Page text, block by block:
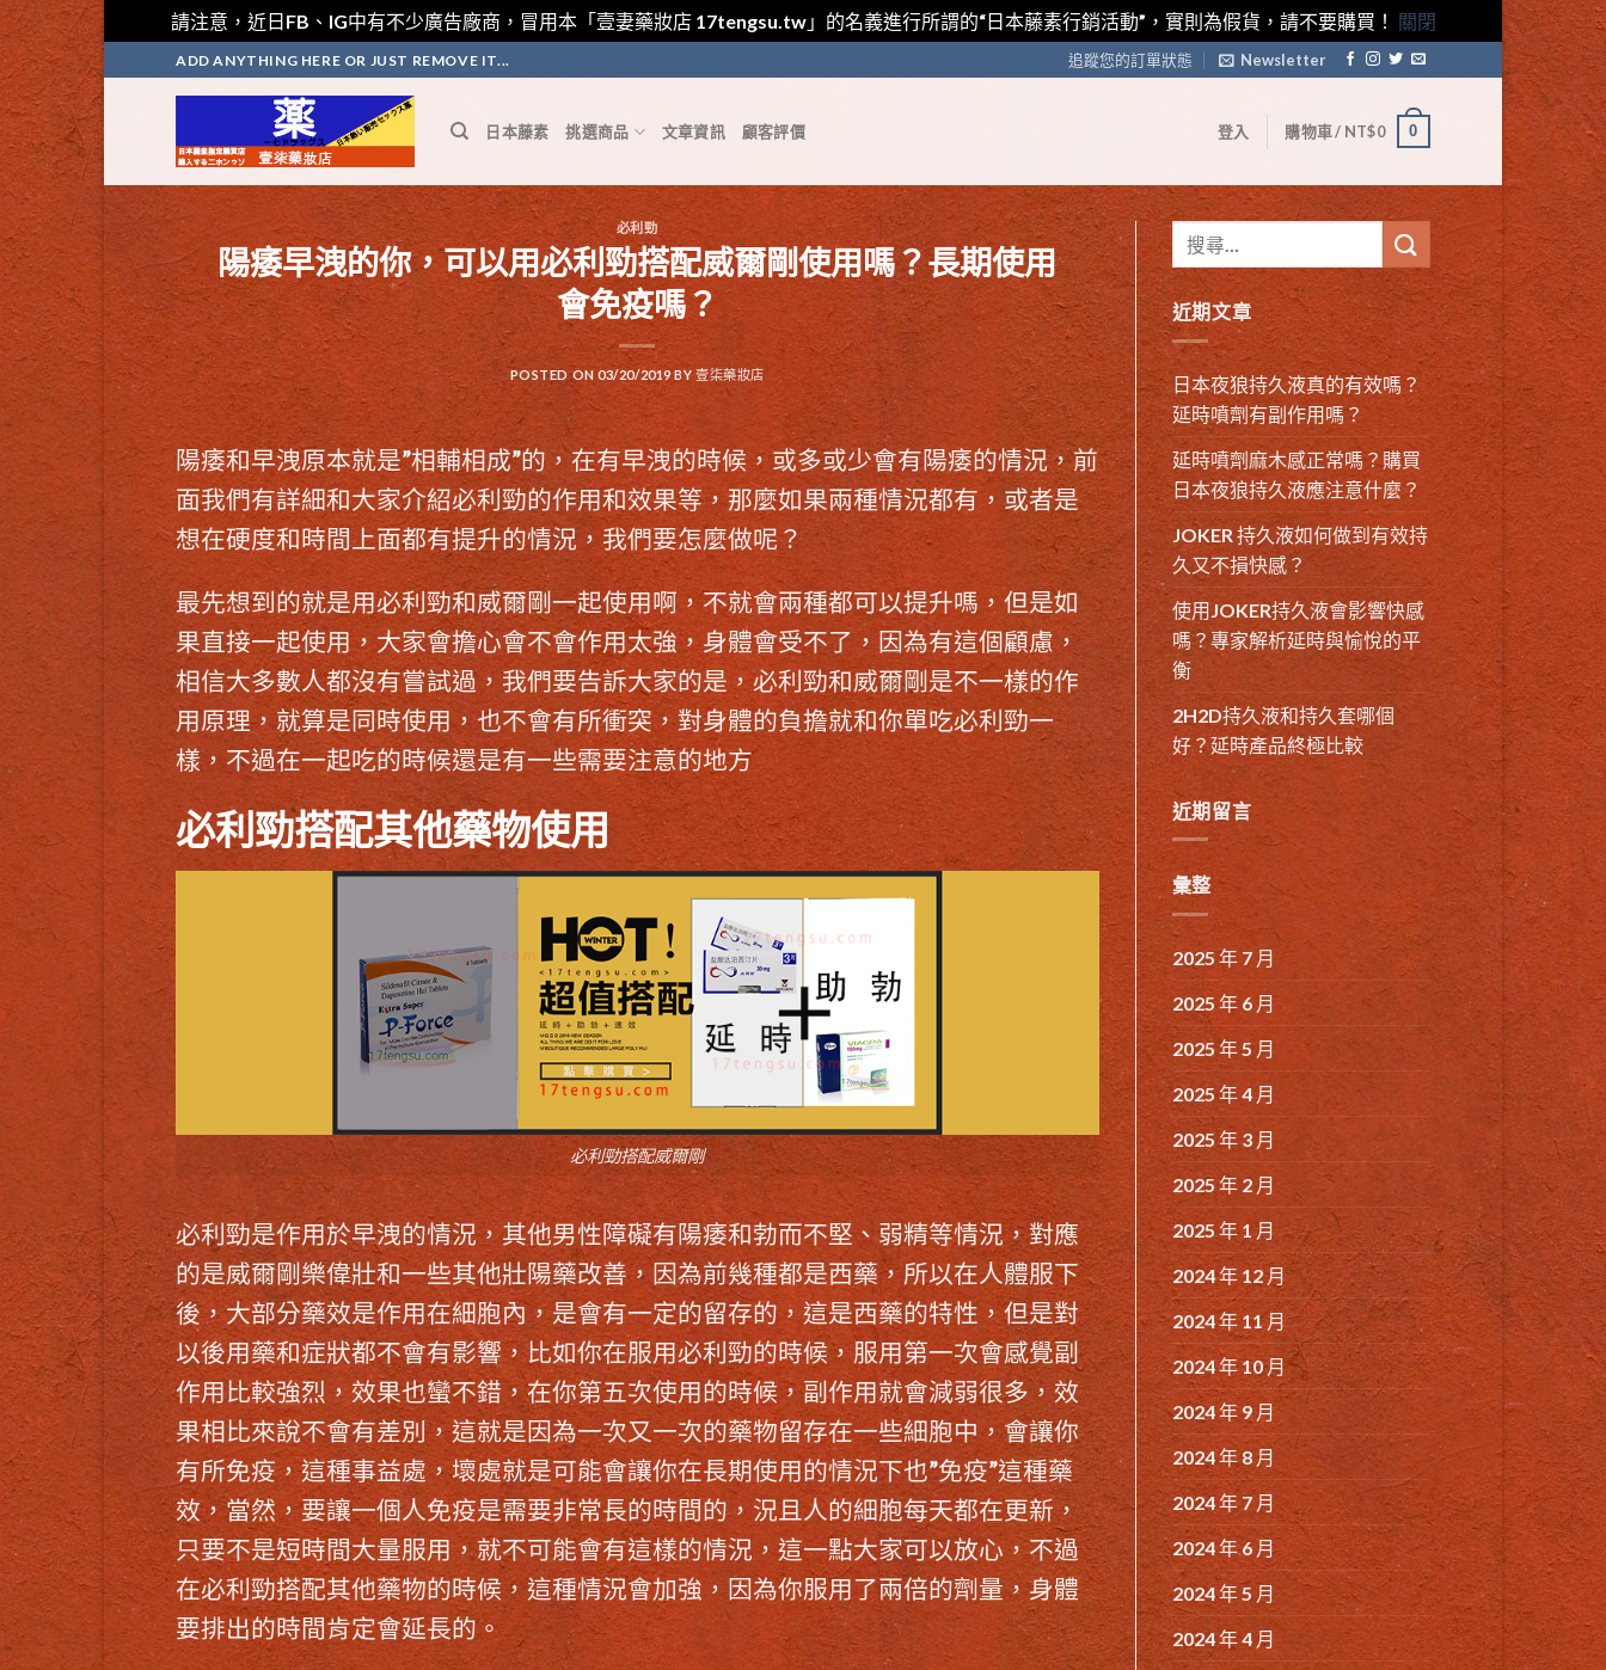
請注意，近日FB、IG中有不少廣告廠商，冒用本「壹妻藥妝店 17tengsu.tw」的名義進行所謂的“日本藤素行銷活動”，實則為假貨，請不要購買！ 關閉
to
ADD ANYTHING HERE OR JUST REMOVE IT... 追蹤您的訂單狀態 Newsletter
日本藤素 挑選商品 文章資訊 顧客評價 登入 購物車 / NT$0 0
必利勁
陽痿早洩的你，可以用必利勁搭配威爾剛使用嗎？長期使用
會免疫嗎？
POSTED ON03/20/2019BY壹柒藥妝店
陽痿和早洩原本就是”相輔相成”的，在有早洩的時候，或多或少會有陽痿的情況，前
面我們有詳細和大家介紹必利勁的作用和效果等，那麼如果兩種情況都有，或者是
想在硬度和時間上面都有提升的情況，我們要怎麼做呢？
最先想到的就是用必利勁和威爾剛 一起使用啊，不就會兩種都可以提升嗎，但是如
果直接一起使用，大家會擔心會不會作用太強，身體會受不了，因為有這個顧慮，
相信大多數人都沒有嘗試過，我們要告訴大家的是， 必利勁和威爾剛 是不一樣的作
用原理，就算是同時使用，也不會有所衝突，對身體的負擔就和你單吃必利勁一
樣，不過在一起吃的時候還是有一些需要注意的地方
必利勁搭配其他藥物使用
必利勁搭配威爾剛
必利勁是作用於早洩的情況，其他男性障礙有陽痿和勃而不堅、弱精等情況，對應
的是威爾剛樂偉壯和一些其他壯陽藥改善，因為前幾種都是西藥，所以在人體服下
後，大部分藥效是作用在細胞內，是會有一定的留存的，這是西藥的特性，但是對
以後用藥和症狀都不會有影響，比如你在服用必利勁的時候，服用第一次會感覺副
作用比較強烈，效果也蠻不錯，在你第五次使用的時候，副作用就會減弱很多，效
果相比來說不會有差別，這就是因為一次又一次的藥物留存在一些細胞中，會讓你
有所免疫，這種事益處，壞處就是可能會讓你在長期使用的情況下也”免疫”這種藥
效，當然，要讓一個人免疫是需要非常長的時間的，況且人的細胞每天都在更新，
只要不是短時間大量服用，就不可能會有這樣的情況，這一點大家可以放心，不過
在必利勁搭配其他藥物的時候，這種情況會加強，因為你服用了兩倍的劑量，身體
要排出的時間肯定會延長的。
近期文章
日本夜狼持久液真的有效嗎？
延時噴劑有副作用嗎？
延時噴劑麻木感正常嗎？購買
日本夜狼持久液應注意什麼？
JOKER 持久液如何做到有效持
久又不損快感？
使用JOKER持久液會影響快感
嗎？專家解析延時與愉悅的平
衡
2H2D持久液和持久套哪個
好？延時產品終極比較
近期留言
彙整
2025 年 7 月
2025 年 6 月
2025 年 5 月
2025 年 4 月
2025 年 3 月
2025 年 2 月
2025 年 1 月
2024 年 12 月
2024 年 11 月
2024 年 10 月
2024 年 9 月
2024 年 8 月
2024 年 7 月
2024 年 6 月
2024 年 5 月
2024 年 4 月